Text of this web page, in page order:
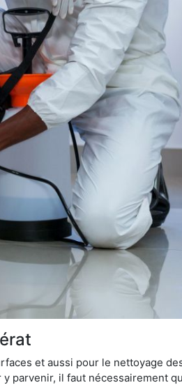
et aussi pour le nettoyage
il faut nécessairement